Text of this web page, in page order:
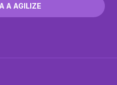
A AGILIZE